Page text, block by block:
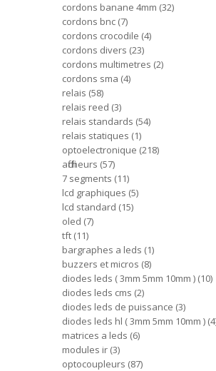
cordons banane 4mm 32
cordons bnc 7
cordons crocodile 4
cordons divers 23
cordons multimetres 2
cordons sma 4
relais 58
relais reed 3
relais standards 54
relais statiques 1
optoelectronique 218
afficheurs 57
7 segments 11
lcd graphiques 5
lcd standard 15
oled 7
tft 11
bargraphes a leds 1
buzzers et micros 8
diodes leds ( 3mm 5mm 10mm ) 10
diodes leds cms 2
diodes leds de puissance 3
diodes leds hl ( 3mm 5mm 10mm ) 4
matrices a leds 6
modules ir 3
optocoupleurs 87